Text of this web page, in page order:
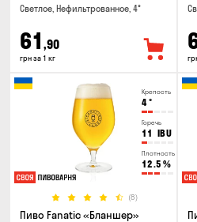
Светлое, Нефильтрованное, 4°
61 ,90
грн за 1 кг
Крепость
4°
Горечь
11 IBU
Плотность
12.5 %
(8)
Пиво Fanatic «Бланшер»